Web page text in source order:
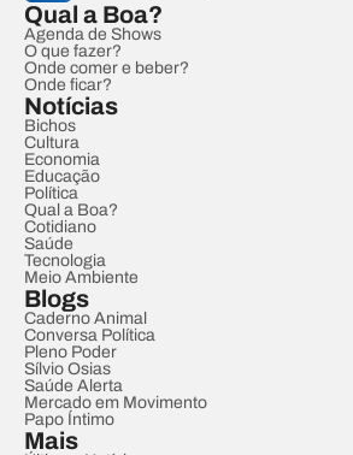
Qual a Boa?
Agenda de Shows
O que fazer?
Onde comer e beber?
Onde ficar?
Notícias
Bichos
Cultura
Economia
Educação
Política
Qual a Boa?
Cotidiano
Saúde
Tecnologia
Meio Ambiente
Blogs
Caderno Animal
Conversa Política
Pleno Poder
Sílvio Osias
Saúde Alerta
Mercado em Movimento
Papo Íntimo
Mais